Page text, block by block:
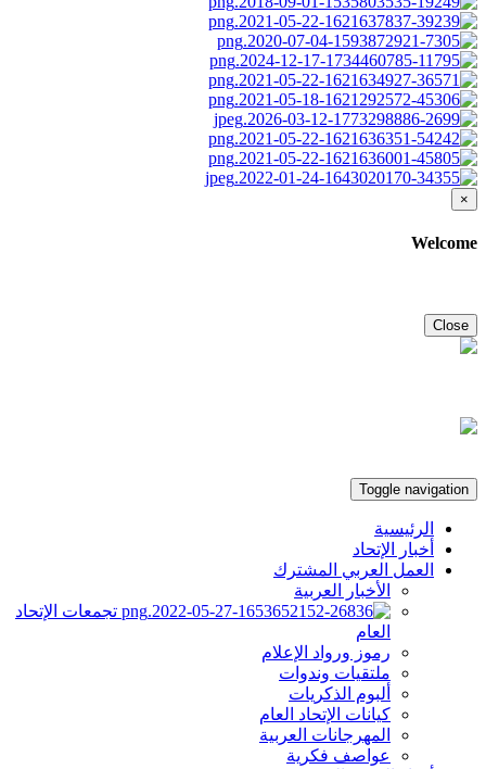
×
Welcome
Close
Toggle navigation
الرئيسية
أخبار الإتحاد
العمل العربي المشترك
الأخبار العربية
تجمعات الإتحاد
العام
رموز ورواد الإعلام
ملتقيات وندوات
ألبوم الذكريات
كيانات الإتحاد العام
المهرجانات العربية
عواصف فكرية